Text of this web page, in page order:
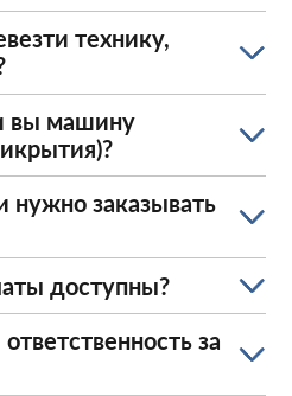
технику,
вы машину
нужно заказывать
доступны?
за